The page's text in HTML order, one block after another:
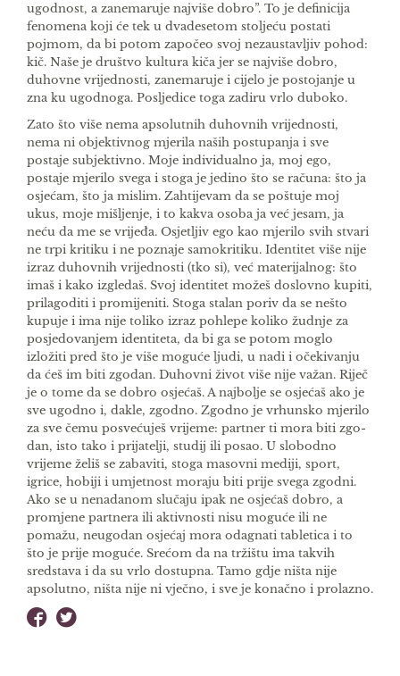
ugodnost, a zanemaruje naj­više dobro”. To je definicija
fenomena koji će tek u dvadesetom stoljeću postati
pojmom, da bi potom započeo svoj nezaustavljiv pohod:
kič. Naše je dru­štvo kultura kiča jer se najviše dobro,
duhovne vrijednosti, zanemaruje i cijelo je postojanje u
zna­ ku ugodnoga. Posljedice toga zadiru vrlo duboko.
Zato što više nema apsolutnih duhovnih vrijed­nosti,
nema ni objektivnog mjerila naših postupa­nja i sve
postaje subjektivno. Moje individualno ja, moj ego,
postaje mjerilo svega i stoga je jedino što se računa: što ja
osjećam, što ja mislim. Zahtijevam da se poštuje moj
ukus, moje mišljenje, i to kakva osoba ja već jesam, ja
neću da me se vrijeđa. Osjetljiv ego kao mjerilo svih stvari
ne trpi kritiku i ne poznaje samokritiku. Identitet više nije
izraz duhovnih vrijednosti (tko si), već materijalnog: što
imaš i kako izgledaš. Svoj identitet možeš doslovno kupiti,
prilagoditi i promijeniti. Stoga stalan poriv da se nešto
kupuje i ima nije toliko izraz pohlepe koliko žudnje za
posjedovanjem identiteta, da bi ga se potom moglo
izložiti pred što je više moguće lju­di, u nadi i očekivanju
da ćeš im biti zgodan. Duho­vni život više nije važan. Riječ
je o tome da se dobro osjećaš. A najbolje se osjećaš ako je
sve ugodno i, dakle, zgodno. Zgodno je vrhunsko mjerilo
za sve čemu posvećuješ vrijeme: partner ti mora biti zgo­
dan, isto tako i prijatelji, studij ili posao. U slobodno
vrijeme želiš se zabaviti, stoga masovni mediji, sport,
igrice, hobiji i umjetnost moraju biti prije sve­ga zgodni.
Ako se u nenadanom slučaju ipak ne osje­ćaš dobro, a
promjene partnera ili aktivnosti nisu moguće ili ne
pomažu, neugodan osjećaj mora oda­gnati tabletica i to
što je prije moguće. Srećom da na tržištu ima takvih
sredstava i da su vrlo dostupna. Tamo gdje ništa nije
apsolutno, ništa nije ni vje­čno, i sve je konačno i prolazno.